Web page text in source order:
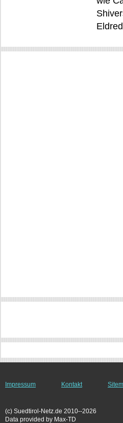
Impressum Kontakt
(c) Suedtirol-Netz.de 2010--2026
Data provided by Max-TD